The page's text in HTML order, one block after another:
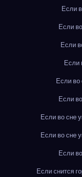
Если
Если
Если
Если
Если во
Если
Если во сне
Если во сне
Если
Если снится